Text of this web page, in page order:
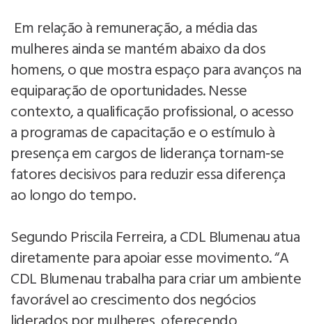
Em relação à remuneração, a média das
mulheres ainda se mantém abaixo da dos
homens, o que mostra espaço para avanços na
equiparação de oportunidades. Nesse
contexto, a qualificação profissional, o acesso
a programas de capacitação e o estímulo à
presença em cargos de liderança tornam‑se
fatores decisivos para reduzir essa diferença
ao longo do tempo.
Segundo Priscila Ferreira, a CDL Blumenau atua
diretamente para apoiar esse movimento. “A
CDL Blumenau trabalha para criar um ambiente
favorável ao crescimento dos negócios